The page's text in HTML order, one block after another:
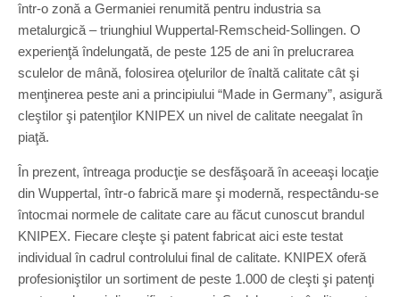
într-o zonă a Germaniei renumită pentru industria sa
metalurgică – triunghiul Wuppertal-Remscheid-Sollingen. O
experienţă îndelungată, de peste 125 de ani în prelucrarea
sculelor de mână, folosirea oţelurilor de înaltă calitate cât şi
menţinerea peste ani a principiului “Made in Germany”, asigură
cleştilor şi patenţilor KNIPEX un nivel de calitate neegalat în
piaţă.
În prezent, întreaga producţie se desfăşoară în aceeaşi locaţie
din Wuppertal, într-o fabrică mare şi modernă, respectându-se
întocmai normele de calitate care au făcut cunoscut brandul
KNIPEX. Fiecare cleşte şi patent fabricat aici este testat
individual în cadrul controlului final de calitate. KNIPEX oferă
profesioniştilor un sortiment de peste 1.000 de cleşti şi patenţi